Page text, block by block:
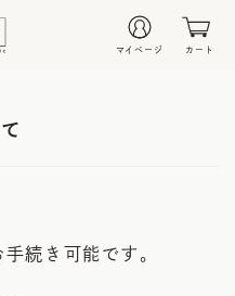
マイページ カート
続き可能です。